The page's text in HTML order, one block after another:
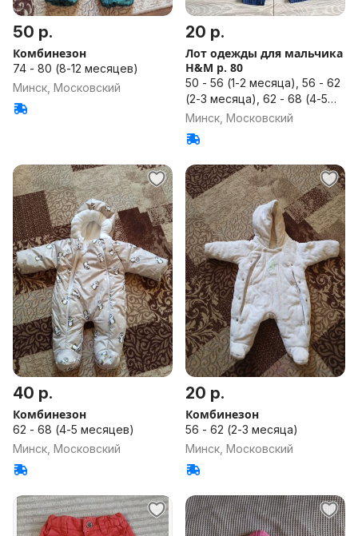
50 р.
Комбинезон
74 - 80 (8-12 месяцев)
Минск, Московский
20 р.
Лот одежды для мальчика
H&M р. 80
50 - 56 (1-2 месяца), 56 - 62
(2-3 месяца), 62 - 68 (4-5
месяцев), 68 - 74 (6-8
месяцев), 74 - 80 (8-12
месяцев)
Минск, Московский
40 р.
Комбинезон
62 - 68 (4-5 месяцев)
Минск, Московский
20 р.
Комбинезон
56 - 62 (2-3 месяца)
Минск, Московский